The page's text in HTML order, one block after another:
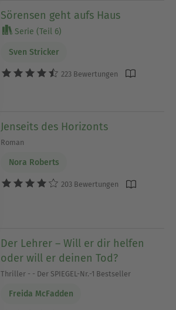
Sörensen geht aufs Haus
Serie (Teil 6)
Sven Stricker
223 Bewertungen
Jenseits des Horizonts
Roman
Nora Roberts
203 Bewertungen
Der Lehrer – Will er dir helfen
oder will er deinen Tod?
Thriller - - Der SPIEGEL-Nr.-1 Bestseller
Freida McFadden